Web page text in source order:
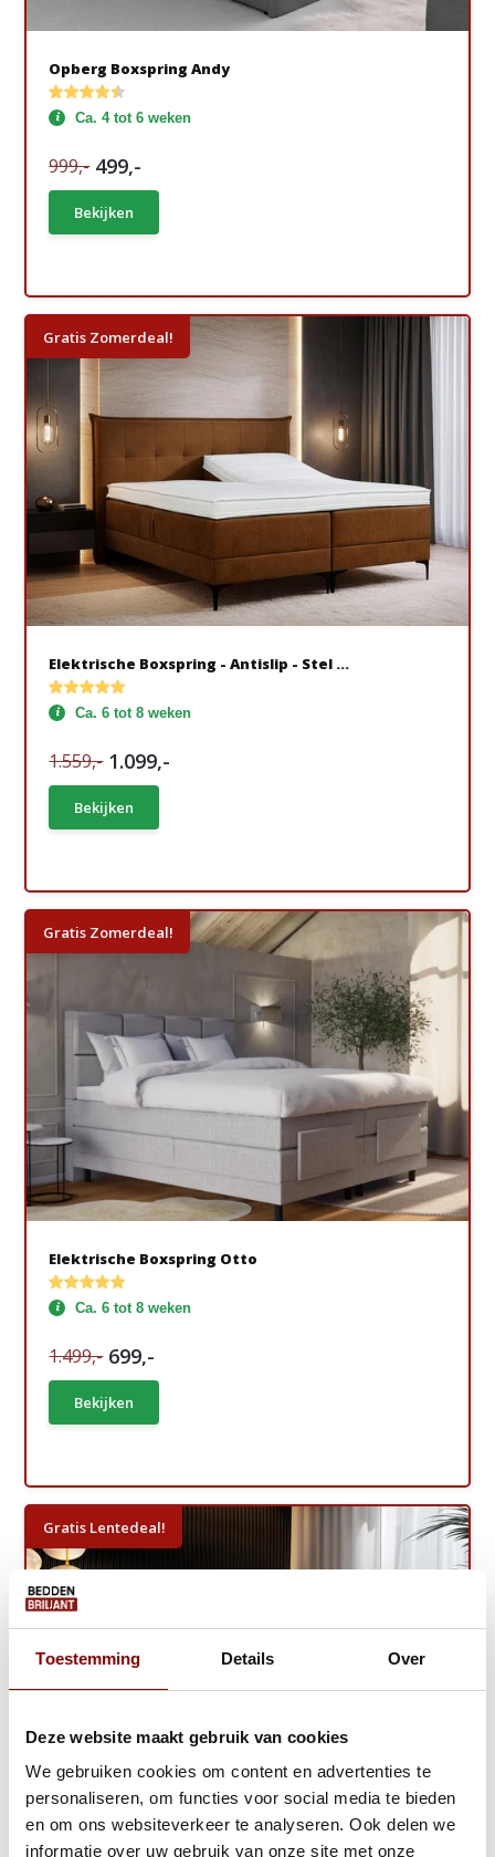
Toestemming Details Over
Deze website maakt gebruik van cookies
We gebruiken cookies om content en advertenties te
personaliseren, om functies voor social media te bieden
en om ons websiteverkeer te analyseren. Ook delen we
informatie over uw gebruik van onze site met onze
Opberg Boxspring Andy
Ca. 4 tot 6 weken
999,- 499,-
Bekijken
Gratis Zomerdeal!
Elektrische Boxspring - Antislip - Stel ...
Ca. 6 tot 8 weken
1.559,- 1.099,-
Bekijken
Gratis Zomerdeal!
Elektrische Boxspring Otto
Ca. 6 tot 8 weken
1.499,- 699,-
Bekijken
Gratis Lentedeal!